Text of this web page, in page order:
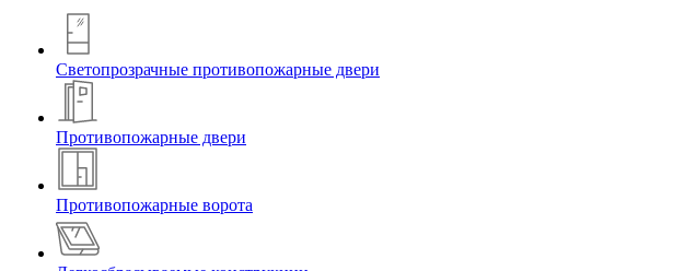
Светопрозрачные противопожарные двери
Противопожарные двери
Противопожарные ворота